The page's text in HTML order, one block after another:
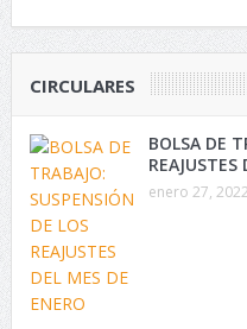
CIRCULARES
BOLSA DE
REAJUSTES
enero 27, 2022